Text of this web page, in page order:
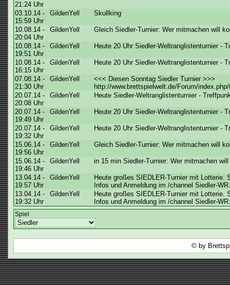
21:24 Uhr
03.10.14 -
15:59 Uhr
GildenYell Skullking
10.08.14 -
20:04 Uhr
GildenYell Gleich Siedler-Turnier: Wer mitmachen will
10.08.14 -
19:51 Uhr
GildenYell Heute 20 Uhr Siedler-Weltranglistenturnier -
10.08.14 -
16:15 Uhr
GildenYell Heute 20 Uhr Siedler-Weltranglistenturnier -
07.08.14 -
21:30 Uhr
GildenYell
<<< Diesen Sonntag Siedler Turnier >>>
http://www.brettspielwelt.de/Forum/
20.07.14 -
20:08 Uhr
GildenYell Heute Siedler-Weltranglistenturnier -
20.07.14 -
19:49 Uhr
GildenYell Heute 20 Uhr Siedler-Weltranglistenturnier -
20.07.14 -
19:32 Uhr
GildenYell Heute 20 Uhr Siedler-Weltranglistenturnier -
15.06.14 -
19:56 Uhr
GildenYell Gleich Siedler-Turnier: Wer mitmachen will
15.06.14 -
19:46 Uhr
GildenYell in 15 min Siedler-Turnier: Wer mitmachen
13.04.14 -
19:57 Uhr
GildenYell
Heute großes SIEDLER-Turnier mit Lotterie.
Infos und Anmeldung im /channel Siedler-
13.04.14 -
19:32 Uhr
GildenYell
Heute großes SIEDLER-Turnier mit Lotterie.
Infos und Anmeldung im /channel Siedler-
Spiel
© by